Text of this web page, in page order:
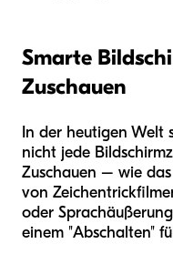
Smarte
Zuschauen
In der heutigen Welt
nicht jede
Zuschauen – wie
von
oder
einem "Abschalten"